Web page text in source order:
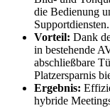
die Bedienung
Supportdiensten.
Vorteil: Dank
in bestehende
abschließbare
Platzersparnis
Ergebnis:
hybride